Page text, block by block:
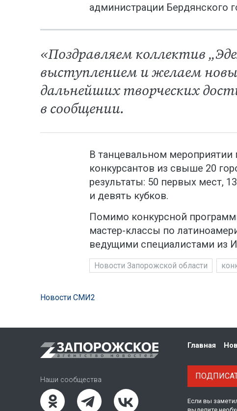
администрации Бердянского
«Поздравляем коллектив
выступлением и желаем
дальнейших творческих
в сообщении.
В танцевальном мероприятии
конкурсантов из свыше 20
результаты: 50 первых мест,
и девять кубков.
Помимо конкурсной
мастер-классы по
ведущими специалистами из
Новости Запорожской области
Новости СМИ2
Наши сообщества
Если вы
Главная